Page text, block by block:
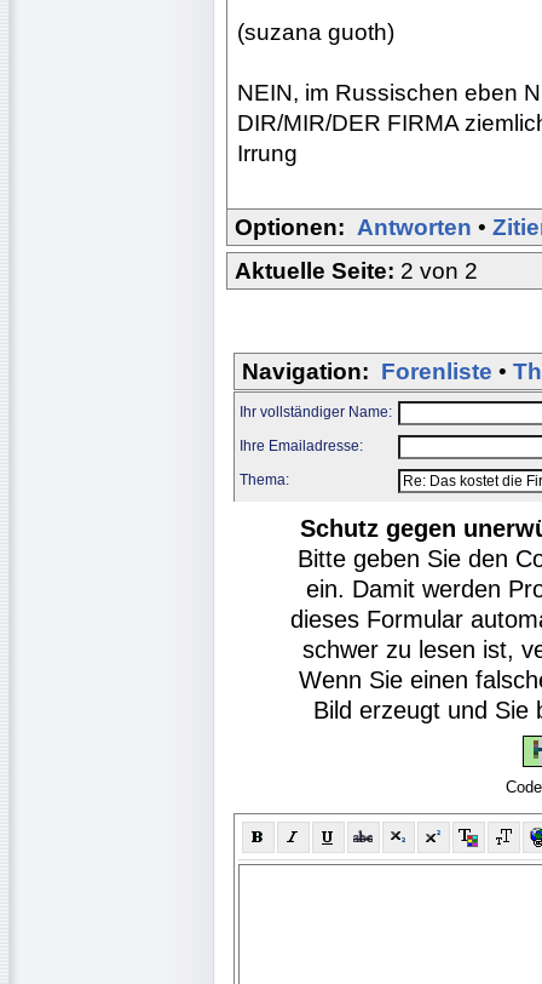
(suzana guoth)
NEIN, im Russischen eben
DIR/MIR/DER FIRMA
Irrung
Optionen: Antworten •
Aktuelle Seite: 2 von 2
Navigation: Forenliste •
Ihr vollständiger Name:
Ihre Emailadresse:
Thema:
Schutz gegen
Bitte geben Sie den
ein. Damit werden
dieses Formular
schwer zu lesen ist,
Wenn Sie einen
Bild erzeugt und Sie